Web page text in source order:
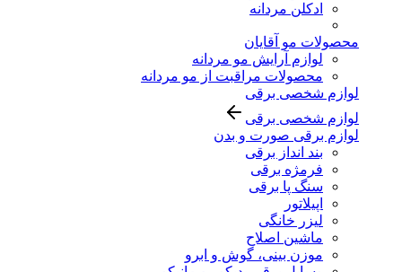
ادکلن مردانه
محصولات مو آقایان
لوازم آرایش مو مردانه
محصولات مراقبت از مو مردانه
لوازم شخصی برقی
لوازم شخصی برقی
لوازم برقی صورت و بدن
بند انداز برقی
فرمژه برقی
سنگ پا برقی
اپیلاتور
لیزر خانگی
ماشین اصلاح
موزن بینی، گوش و ابرو